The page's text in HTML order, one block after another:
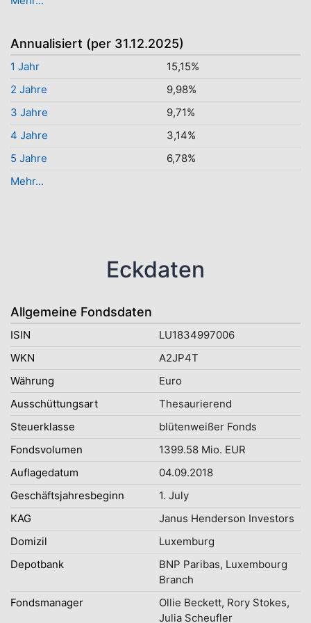
Annualisiert (per 31.12.2025)
1 Jahr
15,15%
2 Jahre
9,98%
3 Jahre
9,71%
4 Jahre
3,14%
5 Jahre
6,78%
Mehr...
Eckdaten
Allgemeine Fondsdaten
ISIN
LU1834997006
WKN
A2JP4T
Währung
Euro
Ausschüttungsart
Thesaurierend
Steuerklasse
blütenweißer Fonds
Fondsvolumen
1399.58 Mio. EUR
Auflagedatum
04.09.2018
Geschäftsjahresbeginn
1. July
KAG
Janus Henderson Investors
Domizil
Luxemburg
Depotbank
BNP Paribas, Luxembourg
Branch
Fondsmanager
Ollie Beckett, Rory Stokes,
Julia Scheufler